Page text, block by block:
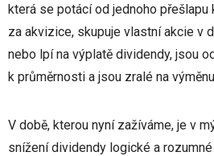
která se potácí od jednoho přešlapu
za akvizice, skupuje vlastní akcie v
nebo lpí na výplatě dividendy, jsou
k průměrnosti a jsou zralé na
V době, kterou nyní zažíváme, je v
snížení dividendy logické a